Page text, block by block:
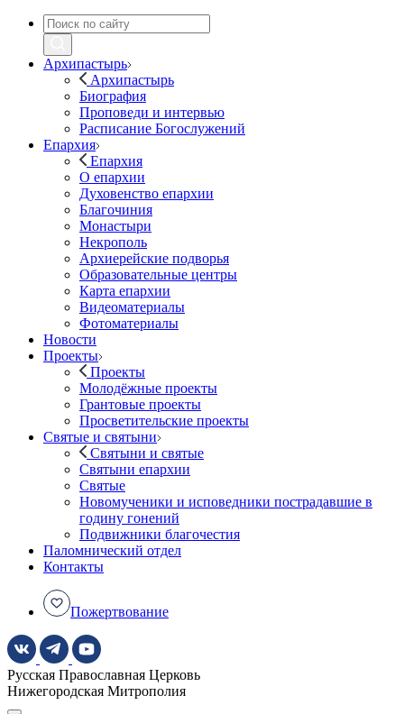
Архипастырь
Архипастырь
Биография
Проповеди и интервью
Расписание Богослужений
Епархия
Епархия
О епархии
Духовенство епархии
Благочиния
Монастыри
Некрополь
Архиерейские подворья
Образовательные центры
Карта епархии
Видеоматериалы
Фотоматериалы
Новости
Проекты
Проекты
Молодёжные проекты
Грантовые проекты
Просветительские проекты
Святые и святыни
Святыни и святые
Святыни епархии
Святые
Новомученики и исповедники пострадавшие в
годину гонений
Подвижники благочестия
Паломнический отдел
Контакты
Пожертвование
Русская Православная Церковь
Нижегородская Митрополия